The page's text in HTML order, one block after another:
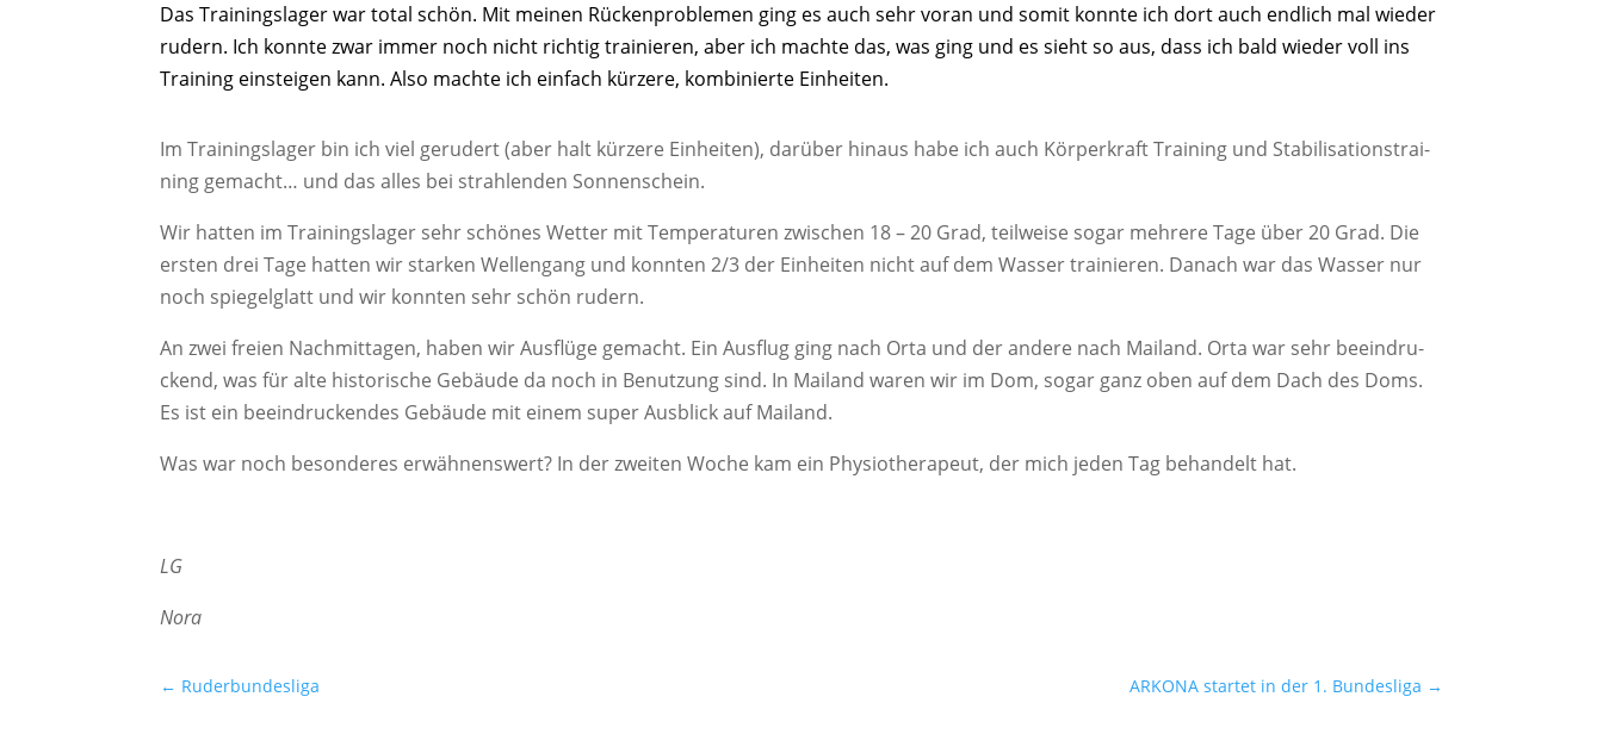
Das Trai­nings­la­ger war total schön. Mit mei­nen Rücken­pro­ble­men ging es auch sehr vor­an und somit konn­te ich dort auch end­lich mal wie­der
rudern. Ich konn­te zwar immer noch nicht rich­tig trai­nie­ren, aber ich mach­te das, was ging und es sieht so aus, dass ich bald wie­der voll ins
Trai­ning ein­stei­gen kann. Also mach­te ich ein­fach kür­ze­re, kom­bi­nier­te Einheiten.
Im Trai­nings­la­ger bin ich viel geru­dert (aber halt kür­ze­re Ein­hei­ten), dar­über hin­aus habe ich auch Kör­per­kraft Trai­ning und Sta­bi­li­sa­ti­ons­trai­
ning gemacht… und das alles bei strah­len­den Sonnenschein.
Wir hat­ten im Trai­nings­la­ger sehr schö­nes Wet­ter mit Tem­pe­ra­tu­ren zwi­schen 18 – 20 Grad, teil­wei­se sogar meh­re­re Tage über 20 Grad. Die
ers­ten drei Tage hat­ten wir star­ken Wel­len­gang und konn­ten 2/3 der Ein­hei­ten nicht auf dem Was­ser trai­nie­ren. Danach war das Was­ser nur
noch spie­gel­glatt und wir konn­ten sehr schön rudern.
An zwei frei­en Nach­mit­ta­gen, haben wir Aus­flü­ge gemacht. Ein Aus­flug ging nach Orta und der ande­re nach Mai­land. Orta war sehr beein­dru­
ckend, was für alte his­to­ri­sche Gebäu­de da noch in Benut­zung sind. In Mai­land waren wir im Dom, sogar ganz oben auf dem Dach des Doms.
Es ist ein beein­dru­cken­des Gebäu­de mit einem super Aus­blick auf Mailand.
Was war noch beson­de­res erwäh­nens­wert? In der zwei­ten Woche kam ein Phy­sio­the­ra­peut, der mich jeden Tag behan­delt hat.
LG
Nora
← Ruderbundesliga ARKONA startet in der 1. Bundesliga →